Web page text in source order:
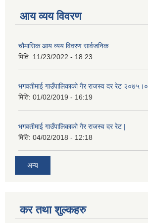
आय व्यय विवरण
चाैमासिक आय व्यय विवरण सार्वजनिक
मिति: 11/23/2022 - 18:23
भगवतीमाई गाउँपालिकाको गैर राजस्व दर रेट
मिति: 01/02/2019 - 16:19
भगवतीमाई गाउँपालिकाको गैर राजस्व दर रेट |
मिति: 04/02/2018 - 12:18
अन्य
कर तथा शुल्कहरु